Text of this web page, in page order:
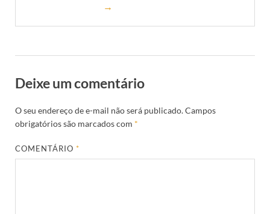
→
Deixe um comentário
O seu endereço de e-mail não será publicado.Campos
obrigatórios são marcados com *
COMENTÁRIO*